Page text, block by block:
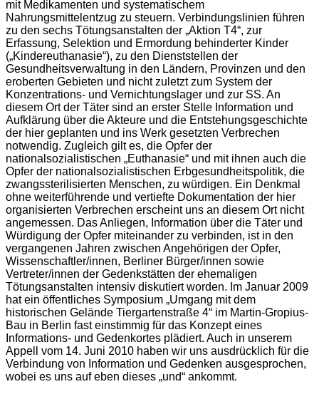
mit Medikamenten und systematischem
Nahrungsmittelentzug zu steuern. Verbindungslinien führen
zu den sechs Tötungsanstalten der „Aktion T4“, zur
Erfassung, Selektion und Ermordung behinderter Kinder
(„Kindereuthanasie“), zu den Dienststellen der
Gesundheitsverwaltung in den Ländern, Provinzen und den
eroberten Gebieten und nicht zuletzt zum System der
Konzentrations- und Vernichtungslager und zur SS. An
diesem Ort der Täter sind an erster Stelle Information und
Aufklärung über die Akteure und die Entstehungsgeschichte
der hier geplanten und ins Werk gesetzten Verbrechen
notwendig. Zugleich gilt es, die Opfer der
nationalsozialistischen „Euthanasie“ und mit ihnen auch die
Opfer der nationalsozialistischen Erbgesundheitspolitik, die
zwangssterilisierten Menschen, zu würdigen. Ein Denkmal
ohne weiterführende und vertiefte Dokumentation der hier
organisierten Verbrechen erscheint uns an diesem Ort nicht
angemessen. Das Anliegen, Information über die Täter und
Würdigung der Opfer miteinander zu verbinden, ist in den
vergangenen Jahren zwischen Angehörigen der Opfer,
Wissenschaftler/innen, Berliner Bürger/innen sowie
Vertreter/innen der Gedenkstätten der ehemaligen
Tötungsanstalten intensiv diskutiert worden. Im Januar 2009
hat ein öffentliches Symposium „Umgang mit dem
historischen Gelände Tiergartenstraße 4“ im Martin-Gropius-
Bau in Berlin fast einstimmig für das Konzept eines
Informations- und Gedenkortes plädiert. Auch in unserem
Appell vom 14. Juni 2010 haben wir uns ausdrücklich für die
Verbindung von Information und Gedenken ausgesprochen,
wobei es uns auf eben dieses „und“ ankommt.